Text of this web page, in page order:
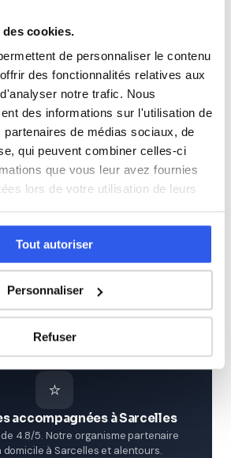
cookies.
de personnaliser le contenu
des fonctionnalités relatives aux
notre trafic. Nous
des informations sur l'utilisation de
de médias sociaux, de
qui peuvent combiner celles-ci
que vous leur avez fournies
lors de votre utilisation de leurs
Tout autoriser
Personnaliser
Refuser
(Supérieur & Adultes)
& Adultes)
⭐
accompagnées à Sarcelles
4.8/5. Notre organisme partenaire
à Sarcelles et alentours.